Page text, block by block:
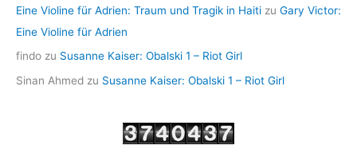
Eine Violine für Adrien: Traum und Tragik in Haiti zu Gary Victor:
Eine Violine für Adrien
findo zu Susanne Kaiser: Obalski 1 – Riot Girl
Sinan Ahmed zu Susanne Kaiser: Obalski 1 – Riot Girl